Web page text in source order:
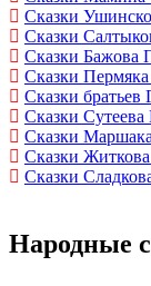
Сказки
Сказки
Сказки Бажова
Сказки
Сказки братьев
Сказки Сутеева
Сказки
Сказки
Сказки
Народные